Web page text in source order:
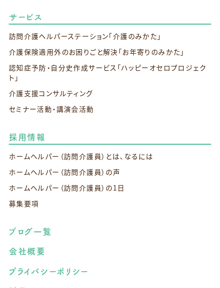
サービス
訪問介護ヘルパーステーション「介護のみかた」
介護保険適用外のお困りごと解決 「お年寄りのみかた」
認知症予防・自分史作成サービス 「ハッピーオセロプロジェク
ト」
介護支援コンサルティング
セミナー活動・講演会活動
採用情報
ホームヘルパー（訪問介護員）とは、なるには
ホームヘルパー（訪問介護員）の声
ホームヘルパー（訪問介護員）の1日
募集要項
ブログ一覧
会社概要
プライバシーポリシー